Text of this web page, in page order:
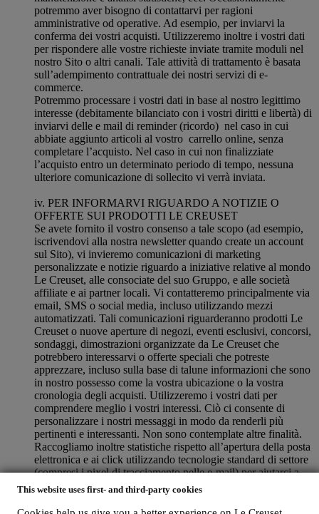
This website uses first- and third-party cookies
potremmo aver bisogno di contattarvi per ragioni
amministrative od operative. Ad esempio, per inviarvi la
conferma dei vostri acquisti. Utilizzeremo inoltre i vostri dati
per rispondere alle vostre richieste inviate tramite moduli nel
nostro Sito o altri canali. Tale attività di trattamento è basata
sull’adempimento contrattuale dei nostri servizi di e-
commerce.
Potremmo processare i vostri dati in base al nostro legittimo
interesse (debitamente bilanciato con i vostri diritti e libertà) di
inviarvi delle e mail di reminder (ricordo) nel caso in cui
abbiate aggiunto articoli al vostro carrello online, senza
completare l’acquisto. Nel caso in cui non finalizziate
l’acquisto entro un determinato periodo di tempo, nessuna
ulteriore comunicazione di sollecito vi verrà inviata.
iv. PER INFORMARVI RIGUARDO A NOTIZIE O
OFFERTE SUI PRODOTTI LE CREUSET
Se avete fornito il vostro consenso a tale scopo (ad esempio,
iscrivendovi alla nostra newsletter quando create un account
sul Sito), vi invieremo comunicazioni di marketing
personalizzate e notizie riguardo a iniziative relative al mondo
Le Creuset, alle consociate del suo Gruppo, e alle società
affiliate e ai partner locali. Vi contatteremo principalmente via
email, SMS o social media, incluso utilizzando mezzi
automatizzati. Tali comunicazioni riguarderanno prodotti Le
Creuset o nuove aperture di negozi, eventi esclusivi, concorsi,
sondaggi, dimostrazioni organizzate da Le Creuset che
potrebbero interessarvi o offerte speciali che potreste
apprezzare, incluso sulla base di talune informazioni che sono
in nostro possesso come la vostra ubicazione o la vostra
cronologia degli acquisti. Utilizzeremo i vostri dati per
comprendere meglio i vostri interessi. Ciò ci consente di
personalizzare i nostri messaggi in modo da renderli più
pertinenti e interessanti. Non sono contemplate altre finalità.
Raccogliamo inoltre statistiche rispetto all’apertura della posta
elettronica e ai click utilizzando tecnologie standard di settore
(compresi i pixel di tracciamento nelle e-mail) per aiutarci a
monitorare la nostra newsletter.
Tale trattamento si basa sul vostro consenso. La scelta di
acconsentire all’invio delle nostre comunicazioni può essere